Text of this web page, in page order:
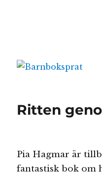
Ritten
Pia Hagmar är
fantastisk bok om